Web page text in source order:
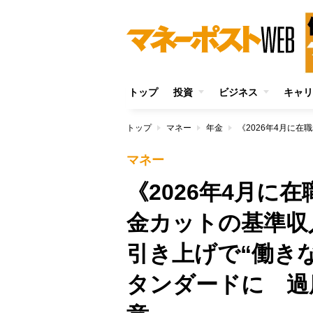
トップ 投資 ビジネス キャ
トップ マネー 年金
マネー
《2026年4月に
金カットの基準
引き上げで“働き
タンダードに 過